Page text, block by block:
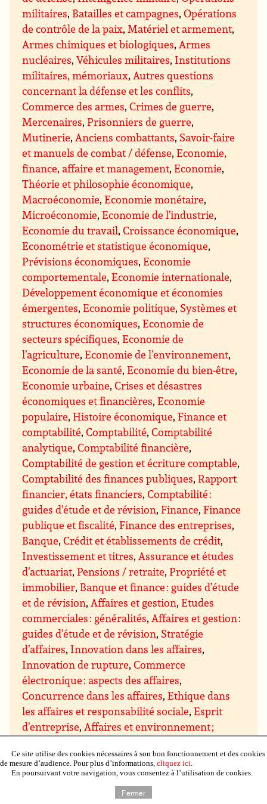
militaires, Batailles et campagnes,Opérations
de contrôle de la paix,Matériel et armement,
Armes chimiques et biologiques,Armes
nucléaires,Véhicules militaires, Institutions
militaires, mémoriaux,Autres questions
concernant la défense et les conflits,
Commerce des armes,Crimes de guerre,
Mercenaires,Prisonniers de guerre,
Mutinerie,Anciens combattants, Savoir-faire
et manuels de combat / défense,Economie,
finance, affaire et management,Economie,
Théorie et philosophie économique,
Macroéconomie,Economie monétaire,
Microéconomie,Economie de l’industrie,
Economie du travail,Croissance économique,
Econométrie et statistique économique,
Prévisions économiques,Economie
comportementale,Economie internationale,
Développement économique et économies
émergentes,Economie politique, Systèmes et
structures économiques,Economie de
secteurs spécifiques,Economie de
l’agriculture,Economie de l’environnement,
Economie de la santé,Economie du bien-être,
Economie urbaine,Crises et désastres
économiques et financières,Economie
populaire,Histoire économique,Finance et
comptabilité,Comptabilité,Comptabilité
analytique,Comptabilité financière,
Comptabilité de gestion et écriture comptable,
Comptabilité des finances publiques,Rapport
financier, états financiers,Comptabilité :
guides d’étude et de révision,Finance,Finance
publique et fiscalité,Finance des entreprises,
Banque,Crédit et établissements de crédit,
Investissement et titres,Assurance et études
d’actuariat,Pensions / retraite,Propriété et
immobilier, Banque et finance : guides d’étude
et de révision,Affaires et gestion,Etudes
commerciales : généralités,Affaires et gestion :
guides d’étude et de révision, Stratégie
d’affaires, Innovation dans les affaires,
Innovation de rupture,Commerce
électronique : aspects des affaires,
Concurrence dans les affaires,Ethique dans
les affaires et responsabilité sociale,Esprit
d’entreprise,Affaires et environnement ;
internationales,Conseils et subventions pour
les entreprises,Gestion et techniques de
Gestion : direction et motivation
Ce site utilise des cookies nécessaires à son bon fonctionnement et des cookies
de mesure d’audience. Pour plus d’informations, cliquez ici.
En poursuivant votre navigation, vous consentez à l’utilisation de cookies.
Fermer